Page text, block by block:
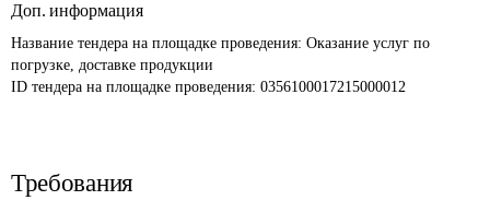
Доп. информация
Название тендера на площадке проведения: Оказание услуг по
погрузке, доставке продукции
ID тендера на площадке проведения: 0356100017215000012
Требования